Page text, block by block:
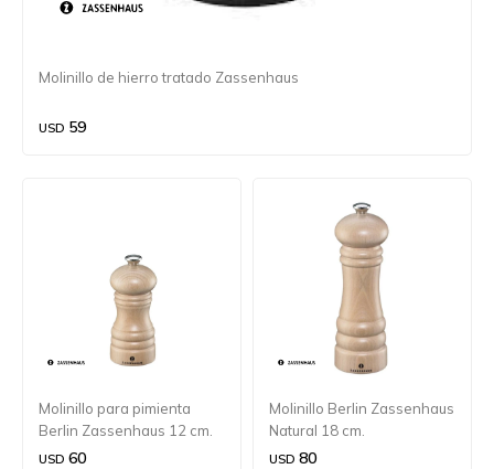
Molinillo de hierro tratado Zassenhaus
USD 59
Molinillo para pimienta
Berlin Zassenhaus 12 cm.
USD 60
Molinillo Berlin Zassenhaus
Natural 18 cm.
USD 80